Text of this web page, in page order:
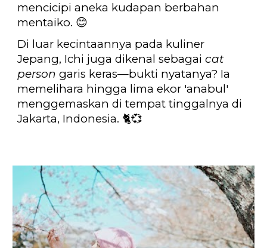
mencicipi aneka kudapan berbahan
mentaiko. 😊
Di luar kecintaannya pada kuliner
Jepang, Ichi juga dikenal sebagaicat
person garis keras—bukti nyatanya? Ia
memelihara hingga lima ekor 'anabul'
menggemaskan di tempat tinggalnya di
Jakarta, Indonesia. 🐈💞